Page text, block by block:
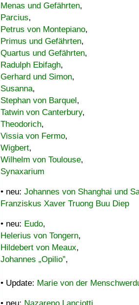
Menas und Gefährten,
Parcius,
Petrus von Montepiano,
Primus und Gefährten,
Quartus und Gefährten,
Radulph Ebifagh,
Gerhard und Simon,
Susanna,
Stephan von Barquel,
Tatwin von Canterbury,
Theodorich,
Vissia von Fermo,
Wigbert,
Wilhelm von Toulouse,
Synaxarium
• neu: Johannes von Shanghai und
Franziskus Xaver Truong Buu Diep
• neu: Eudo,
Helerius von Tongern,
Hildebert von Meaux,
Johannes „Opilio”,
• Update: Marie von der